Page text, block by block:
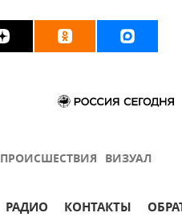
ПРОИСШЕСТВИЯ ВИЗУАЛ
РАДИО КОНТАКТЫ